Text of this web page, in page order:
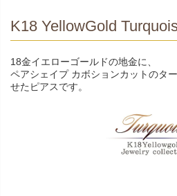
K18 YellowGold
18金イエローゴールドの地金に、
ペアシェイプ カボションカットのタ
せたピアスです。